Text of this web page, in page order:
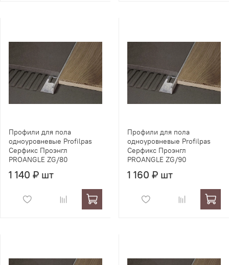
Профили для пола
одноуровневые Profilpas
Серфикс Проэнгл
PROANGLE ZG/80
1 140 ₽ шт
Профили для пола
одноуровневые Profilpas
Серфикс Проэнгл
PROANGLE ZG/90
1 160 ₽ шт